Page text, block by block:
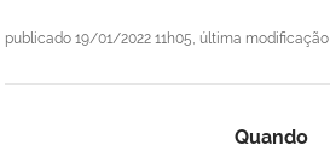
publicado 19/01/2022 11h05, última modificação
Quando